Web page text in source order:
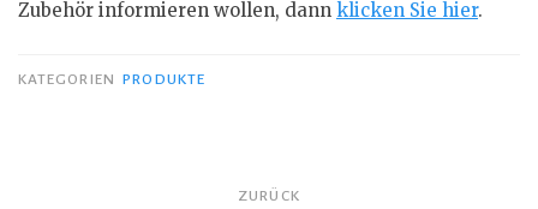
Zubehör informieren wollen, dann klicken Sie hier.
KATEGORIEN PRODUKTE
Beitragsnavigation
ZURÜCK